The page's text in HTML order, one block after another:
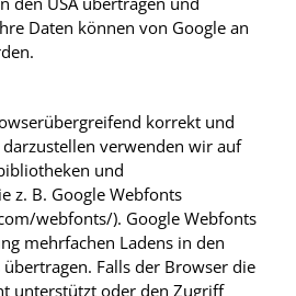
Daten können von Google an
korrekt und
verwenden wir auf
und
z. B. Google Webfonts
webfonts/). Google Webfonts
mehrfachen Ladens in den
übertragen. Falls der Browser die
unterstützt oder den Zugriff